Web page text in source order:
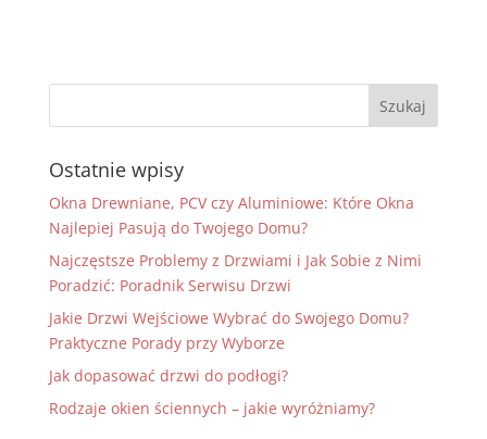
Ostatnie wpisy
Okna Drewniane, PCV czy Aluminiowe: Które Okna
Najlepiej Pasują do Twojego Domu?
Najczęstsze Problemy z Drzwiami i Jak Sobie z Nimi
Poradzić: Poradnik Serwisu Drzwi
Jakie Drzwi Wejściowe Wybrać do Swojego Domu?
Praktyczne Porady przy Wyborze
Jak dopasować drzwi do podłogi?
Rodzaje okien ściennych – jakie wyróżniamy?